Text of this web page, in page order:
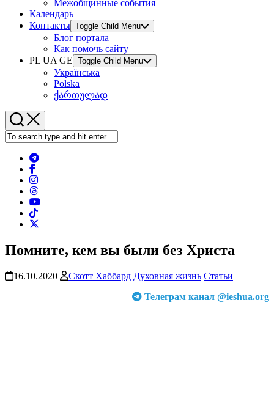
Межобщинные события
Календарь
Контакты Toggle Child Menu
Блог портала
Как помочь сайту
PL UA GE Toggle Child Menu
Українська
Polska
ქართულად
Помните, кем вы были без Христа
16.10.2020 Скотт Хаббард Духовная жизнь Статьи
Телеграм канал @ieshua.org